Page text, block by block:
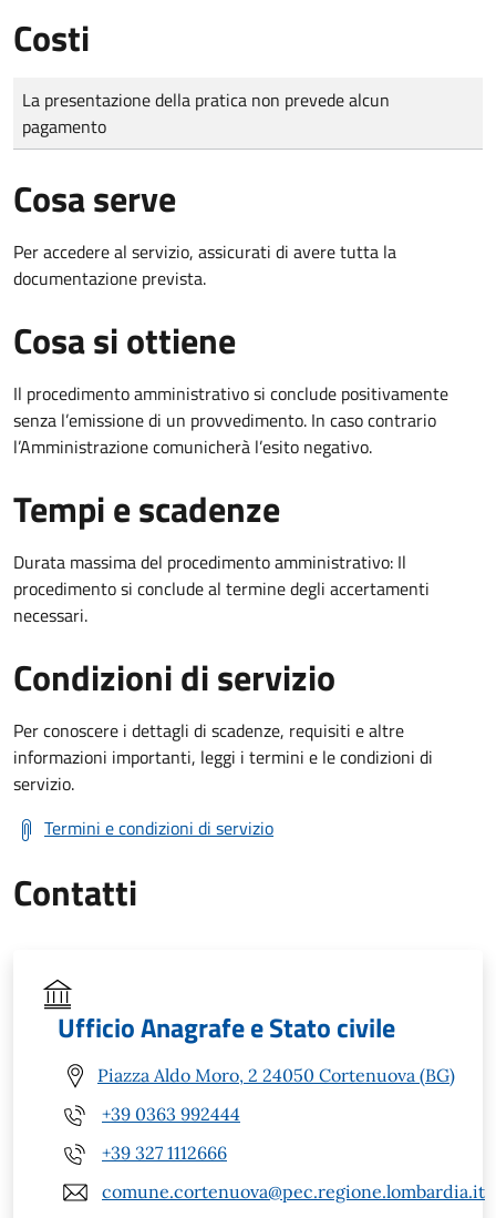
Costi
Tipo di pagamento
Importo
La presentazione della pratica non prevede alcun
pagamento
Cosa serve
Per accedere al servizio, assicurati di avere tutta la
documentazione prevista.
Cosa si ottiene
Il procedimento amministrativo si conclude positivamente
senza l’emissione di un provvedimento. In caso contrario
l’Amministrazione comunicherà l’esito negativo.
Tempi e scadenze
Durata massima del procedimento amministrativo: Il
procedimento si conclude al termine degli accertamenti
necessari.
Condizioni di servizio
Per conoscere i dettagli di scadenze, requisiti e altre
informazioni importanti, leggi i termini e le condizioni di
servizio.
Termini e condizioni di servizio
Contatti
Ufficio Anagrafe e Stato civile
Piazza Aldo Moro, 2 24050 Cortenuova (BG)
+39 0363 992444
+39 327 1112666
comune.cortenuova@pec.regione.lombardia.it